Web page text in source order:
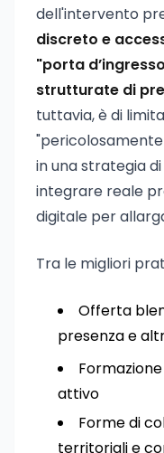
dell'intervento
discreto e
"porta
strutturate di
tuttavia, è di
in una strategia
integrare reale
digitale per
Tra le migliori
Offerta
presenza e
attivo
Forme di
territoriali e